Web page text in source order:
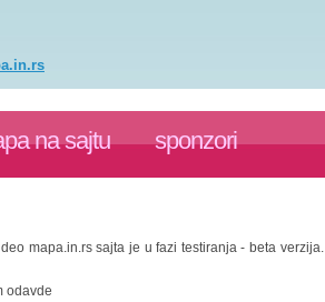
na sajtu sponzori
mapa.in.rs sajta je u fazi testiranja - beta
odavde